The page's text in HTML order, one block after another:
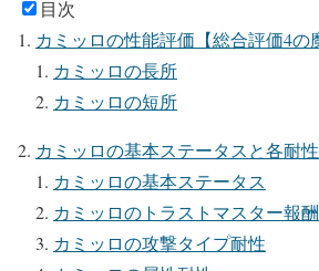
目次
カミッロの性能評価【総合評価4の
カミッロの長所
カミッロの短所
カミッロの基本ステータスと各耐
カミッロの基本ステータス
カミッロのトラストマスター報酬
カミッロの攻撃タイプ耐性